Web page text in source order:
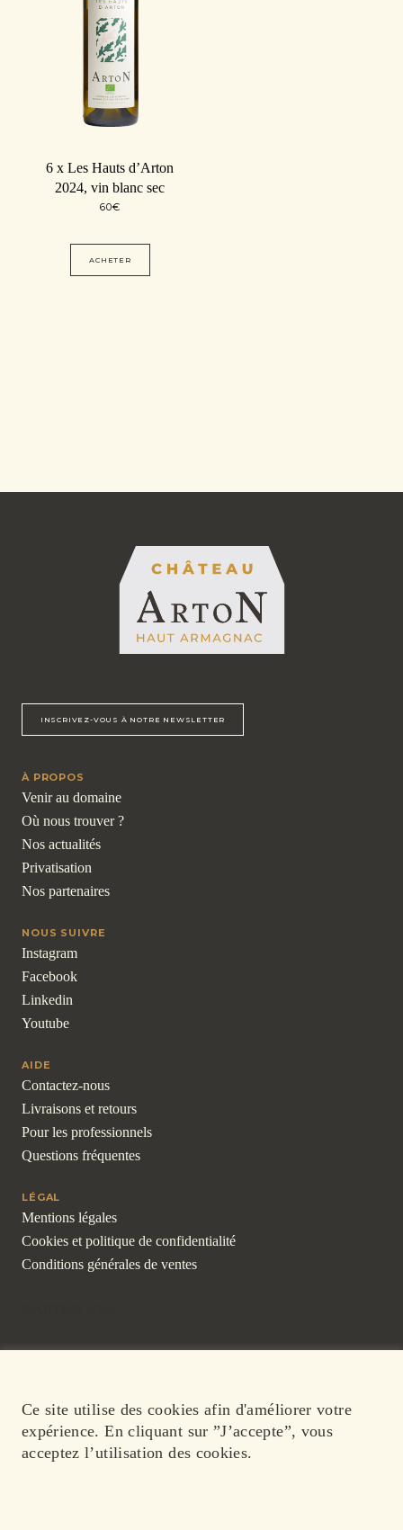
6 x Les Hauts d’Arton
2024, vin blanc sec
60€
ACHETER
INSCRIVEZ-VOUS À NOTRE NEWSLETTER
À PROPOS
Venir au domaine
Où nous trouver ?
Nos actualités
Privatisation
Nos partenaires
NOUS SUIVRE
Instagram
Facebook
Linkedin
Youtube
AIDE
Contactez-nous
Livraisons et retours
Pour les professionnels
Questions fréquentes
LÉGAL
Mentions légales
Cookies et politique de confidentialité
Conditions générales de ventes
Ce site utilise des cookies afin d'améliorer votre
expérience. En cliquant sur ”J’accepte”, vous
acceptez l’utilisation des cookies.